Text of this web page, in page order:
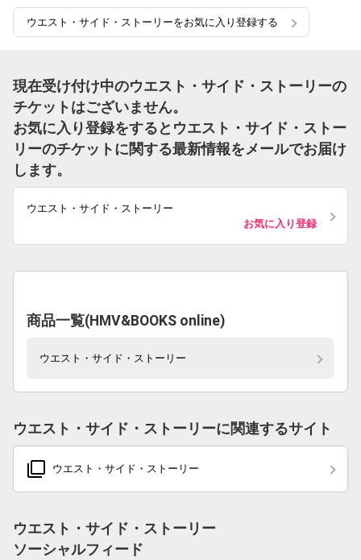
ウエスト・サイド・ストーリーをお気に入り登録する
現在受け付け中のウエスト・サイド・ストーリーの
チケットはございません。
お気に入り登録をするとウエスト・サイド・ストー
リーのチケットに関する最新情報をメールでお届け
します。
ウエスト・サイド・ストーリー
お気に入り登録
商品一覧(HMV&BOOKS online)
ウエスト・サイド・ストーリー
ウエスト・サイド・ストーリーに関連するサイト
filter_none ウエスト・サイド・ストーリー
ウエスト・サイド・ストーリー
ソーシャルフィード